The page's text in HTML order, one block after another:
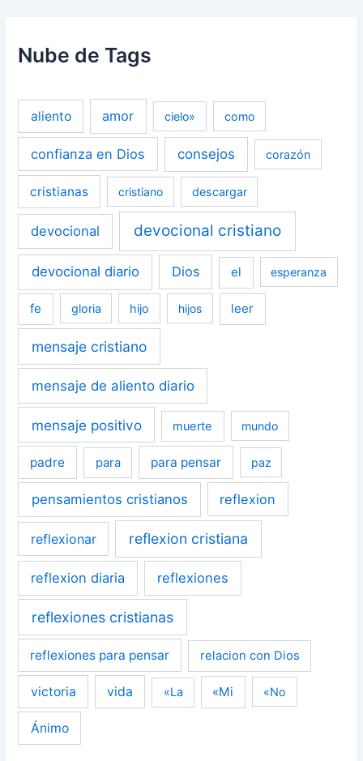
Nube de Tags
aliento amor cielo» como
confianza en Dios consejos corazón
cristianas cristiano descargar
devocional devocional cristiano
devocional diario Dios el esperanza
fe gloria hijo hijos leer
mensaje cristiano
mensaje de aliento diario
mensaje positivo muerte mundo
padre para para pensar paz
pensamientos cristianos reflexion
reflexionar reflexion cristiana
reflexion diaria reflexiones
reflexiones cristianas
reflexiones para pensar relacion con Dios
victoria vida «La «Mi «No
Ánimo